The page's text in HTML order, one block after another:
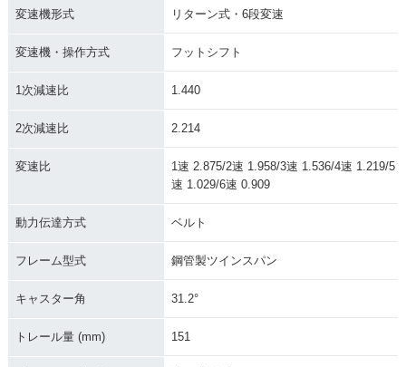
変速機形式 リターン式・6段変速
変速機・操作方式 フットシフト
1次減速比 1.440
2次減速比 2.214
変速比
1速 2.875/2速 1.958/3速 1.536/4速 1.219/5
速 1.029/6速 0.909
動力伝達方式 ベルト
フレーム型式 鋼管製ツインスパン
キャスター角 31.2°
トレール量 (mm) 151